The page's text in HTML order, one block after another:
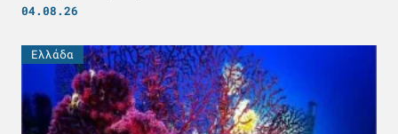
04.08.26
Ελλάδα